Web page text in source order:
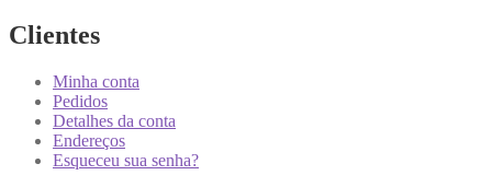
Clientes
Minha conta
Pedidos
Detalhes da conta
Endereços
Esqueceu sua senha?